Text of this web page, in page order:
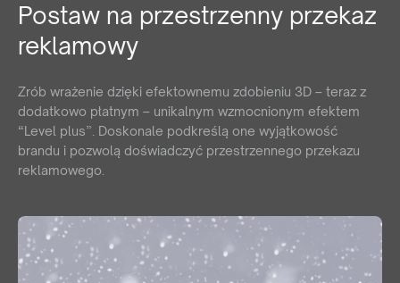
Postaw na przestrzenny przekaz
reklamowy
Zrób wrażenie dzięki efektownemu zdobieniu 3D – teraz z
dodatkowo płatnym – unikalnym wzmocnionym efektem
“Level plus”. Doskonale podkreślą one wyjątkowość
brandu i pozwolą doświadczyć przestrzennego przekazu
reklamowego.
ZAPYTAJ GDZIE KUPIĆ